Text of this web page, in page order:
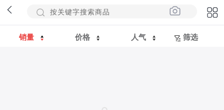
销量 价格 人气 筛选